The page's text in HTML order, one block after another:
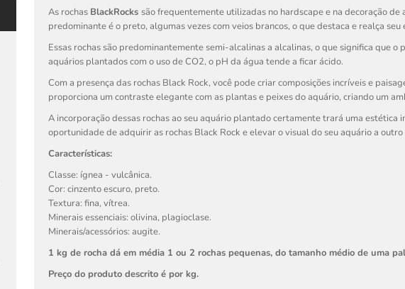
As rochas BlackRocks são frequentemente utilizadas no hardscape e na decoração
predominante é o preto, algumas vezes com veios brancos, o que destaca e realça seu
Essas rochas são predominantemente semi-alcalinas a alcalinas, o que significa que
aquários plantados com o uso de CO2, o pH da água tende a ficar ácido.
Com a presença das rochas Black Rock, você pode criar composições incríveis e
proporciona um contraste elegante com as plantas e peixes do aquário, criando um
A incorporação dessas rochas ao seu aquário plantado certamente trará uma estética
oportunidade de adquirir as rochas Black Rock e elevar o visual do seu aquário a
Características:
Classe: ígnea - vulcânica.
Cor: cinzento escuro, preto.
Textura: fina, vítrea.
Minerais essenciais: olivina, plagioclase.
Minerais/acessórios: augite.
1 kg de rocha dá em média 1 ou 2 rochas pequenas, do tamanho médio de uma
Preço do produto descrito é por kg.